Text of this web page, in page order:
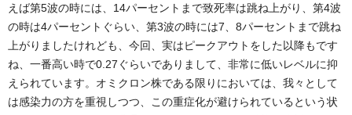
えば第5波の時には、14パーセントまで致死率は跳ね上がり、第4波
の時は4パーセントぐらい、第3波の時には7、8パーセントまで跳ね
上がりましたけれども、今回、実はピークアウトをした以降もです
ね、一番高い時で0.27ぐらいでありまして、非常に低いレベルに抑
えられています。オミクロン株である限りにおいては、我々として
は感染力の方を重視しつつ、この重症化が避けられているという状